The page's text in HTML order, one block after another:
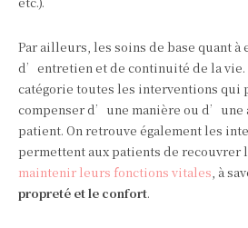
Par ailleurs, les soins de base quant à
d’entretien et de continuité de la vie.
catégorie toutes les interventions qui
compenser d’une manière ou d’une
patient. On retrouve également les
permettent aux patients de recouvrer
maintenir leurs fonctions vitales, à
propreté et le confort.